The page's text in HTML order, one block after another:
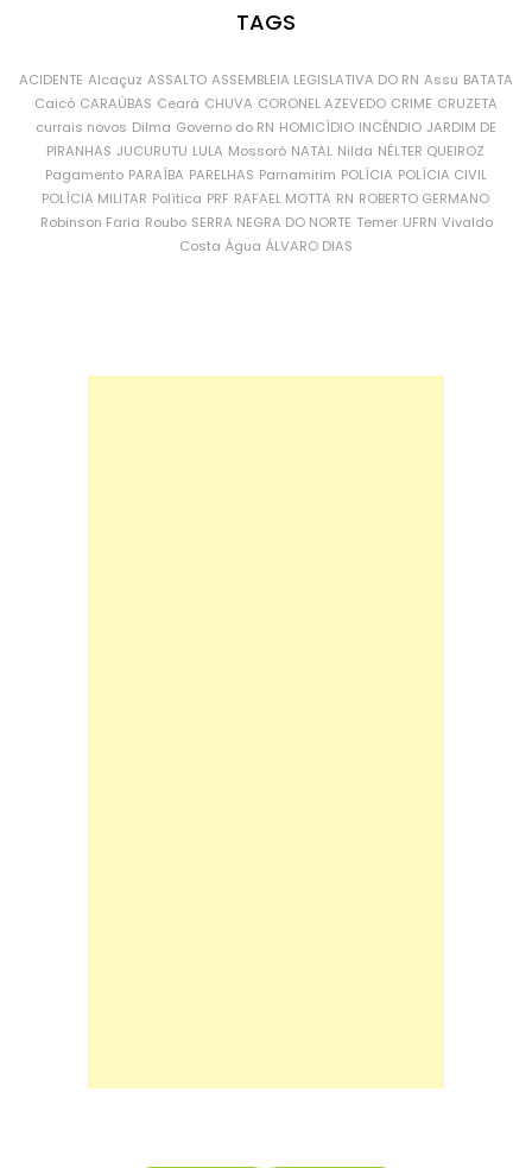
TAGS
ACIDENTE Alcaçuz ASSALTO ASSEMBLEIA LEGISLATIVA DO RN Assu BATATA
Caicó CARAÚBAS Ceará CHUVA CORONEL AZEVEDO CRIME CRUZETA
currais novos Dilma Governo do RN HOMICÍDIO INCÊNDIO JARDIM DE
PIRANHAS JUCURUTU LULA Mossoró NATAL Nilda NÉLTER QUEIROZ
Pagamento PARAÍBA PARELHAS Parnamirim POLÍCIA POLÍCIA CIVIL
POLÍCIA MILITAR Política PRF RAFAEL MOTTA RN ROBERTO GERMANO
Robinson Faria Roubo SERRA NEGRA DO NORTE Temer UFRN Vivaldo
Costa Água ÁLVARO DIAS